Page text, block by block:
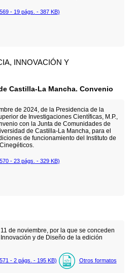
- 19 págs. - 387 KB)
INNOVACIÓN Y
Castilla-La Mancha. Convenio
de 2024, de la Presidencia de la
de Investigaciones Científicas, M.P.,
con la Junta de Comunidades de
de Castilla-La Mancha, para el
de funcionamiento del Instituto de
- 23 págs. - 329 KB)
de noviembre, por la que se conceden
y de Diseño de la edición
- 2 págs. - 195 KB) Otros formatos